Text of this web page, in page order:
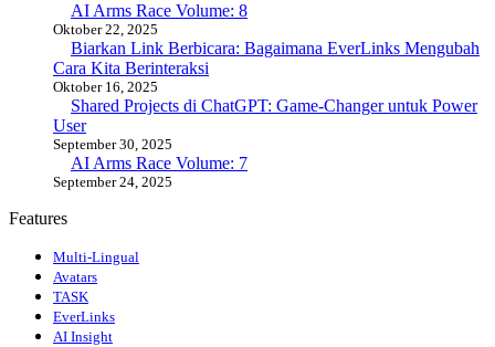
AI Arms Race Volume: 8
Oktober 22, 2025
Biarkan Link Berbicara: Bagaimana EverLinks Mengubah
Cara Kita Berinteraksi
Oktober 16, 2025
Shared Projects di ChatGPT: Game-Changer untuk Power
User
September 30, 2025
AI Arms Race Volume: 7
September 24, 2025
Features
Multi-Lingual
Avatars
TASK
EverLinks
AI Insight